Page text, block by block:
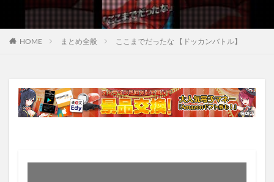
HOME まとめ全般 ここまでだったな 【ドッカンバトル】